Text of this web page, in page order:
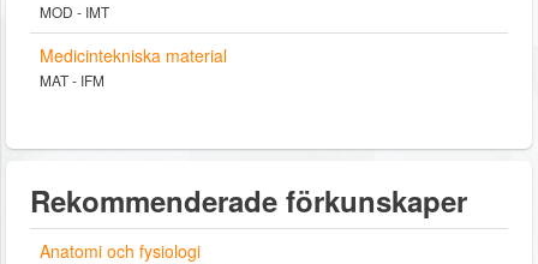
MOD - IMT
Medicintekniska material
MAT - IFM
Rekommenderade förkunskaper
Anatomi och fysiologi